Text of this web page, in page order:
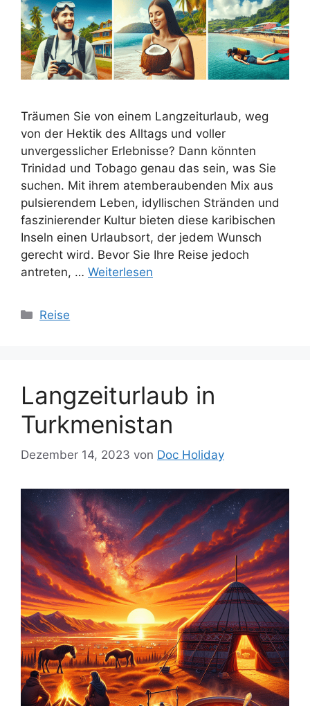
Träumen Sie von einem Langzeiturlaub, weg
von der Hektik des Alltags und voller
unvergesslicher Erlebnisse? Dann könnten
Trinidad und Tobago genau das sein, was Sie
suchen. Mit ihrem atemberaubenden Mix aus
pulsierendem Leben, idyllischen Stränden und
faszinierender Kultur bieten diese karibischen
Inseln einen Urlaubsort, der jedem Wunsch
gerecht wird. Bevor Sie Ihre Reise jedoch
antreten, … Weiterlesen
Kategorien
Reise
Langzeiturlaub in
Turkmenistan
Dezember 14, 2023 von Doc Holiday